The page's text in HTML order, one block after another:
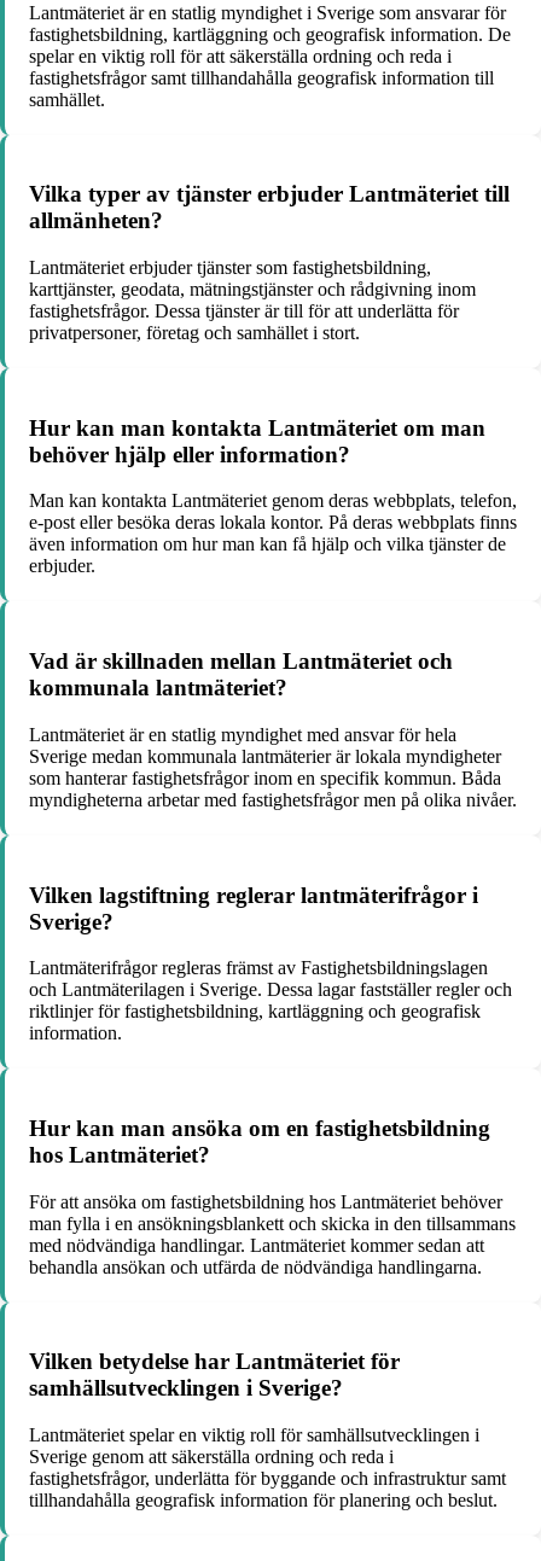
Lantmäteriet är en statlig myndighet i Sverige som ansvarar för
fastighetsbildning, kartläggning och geografisk information. De
spelar en viktig roll för att säkerställa ordning och reda i
fastighetsfrågor samt tillhandahålla geografisk information till
samhället.
Vilka typer av tjänster erbjuder Lantmäteriet till
allmänheten?
Lantmäteriet erbjuder tjänster som fastighetsbildning,
karttjänster, geodata, mätningstjänster och rådgivning inom
fastighetsfrågor. Dessa tjänster är till för att underlätta för
privatpersoner, företag och samhället i stort.
Hur kan man kontakta Lantmäteriet om man
behöver hjälp eller information?
Man kan kontakta Lantmäteriet genom deras webbplats, telefon,
e-post eller besöka deras lokala kontor. På deras webbplats finns
även information om hur man kan få hjälp och vilka tjänster de
erbjuder.
Vad är skillnaden mellan Lantmäteriet och
kommunala lantmäteriet?
Lantmäteriet är en statlig myndighet med ansvar för hela
Sverige medan kommunala lantmäterier är lokala myndigheter
som hanterar fastighetsfrågor inom en specifik kommun. Båda
myndigheterna arbetar med fastighetsfrågor men på olika nivåer.
Vilken lagstiftning reglerar lantmäterifrågor i
Sverige?
Lantmäterifrågor regleras främst av Fastighetsbildningslagen
och Lantmäterilagen i Sverige. Dessa lagar fastställer regler och
riktlinjer för fastighetsbildning, kartläggning och geografisk
information.
Hur kan man ansöka om en fastighetsbildning
hos Lantmäteriet?
För att ansöka om fastighetsbildning hos Lantmäteriet behöver
man fylla i en ansökningsblankett och skicka in den tillsammans
med nödvändiga handlingar. Lantmäteriet kommer sedan att
behandla ansökan och utfärda de nödvändiga handlingarna.
Vilken betydelse har Lantmäteriet för
samhällsutvecklingen i Sverige?
Lantmäteriet spelar en viktig roll för samhällsutvecklingen i
Sverige genom att säkerställa ordning och reda i
fastighetsfrågor, underlätta för byggande och infrastruktur samt
tillhandahålla geografisk information för planering och beslut.